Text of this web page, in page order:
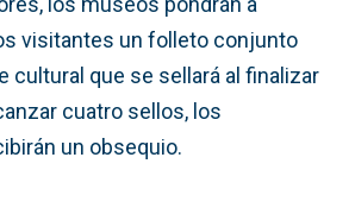
visitantes un folleto conjunto
cultural que se sellará al finalizar
cuatro sellos, los
un obsequio.